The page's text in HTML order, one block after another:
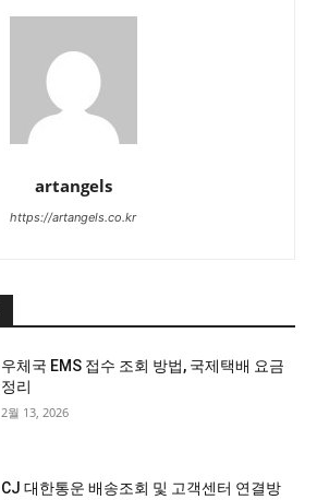
artangels
https://artangels.co.kr
우체국 EMS 접수 조회 방법, 국제택배 요금
정리
2월 13, 2026
CJ 대한통운 배송조회 및 고객센터 연결방